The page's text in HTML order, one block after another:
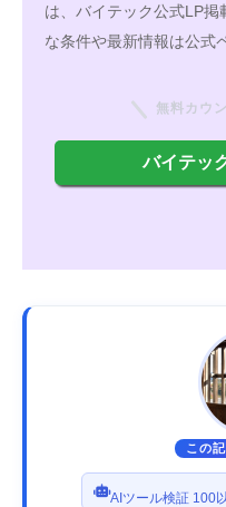
は、バイテック公式LP
な条件や最新情報は公式
無料カウ
バイテッ
この
AIツール検証 100